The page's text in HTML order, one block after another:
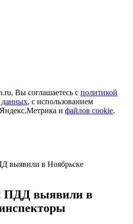
Вы соглашаетесь с политикой
данных, с использованием
и файлов cookie.
выявили в Ноябрьске
ПДД выявили в